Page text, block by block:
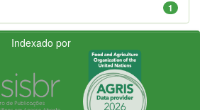
1
Indexado por